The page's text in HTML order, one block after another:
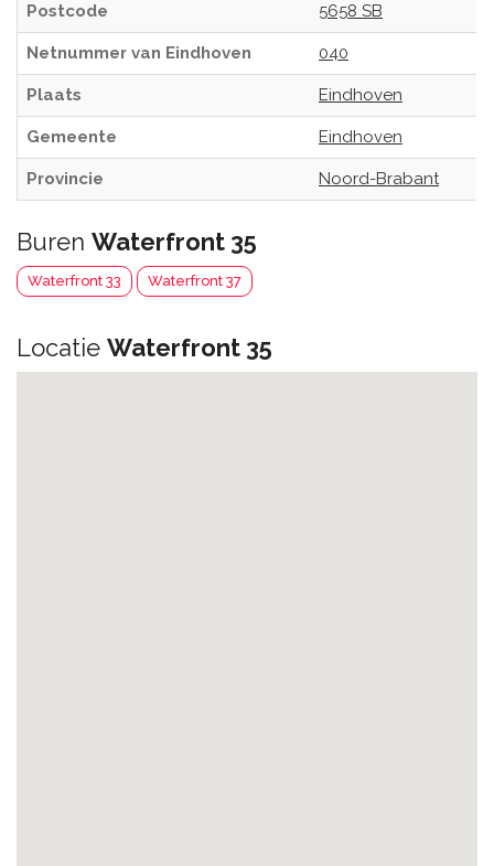
Postcode 5658 SB
Netnummer van Eindhoven 040
Plaats Eindhoven
Gemeente Eindhoven
Provincie Noord-Brabant
Buren Waterfront 35
Waterfront 33 Waterfront 37
Locatie Waterfront 35